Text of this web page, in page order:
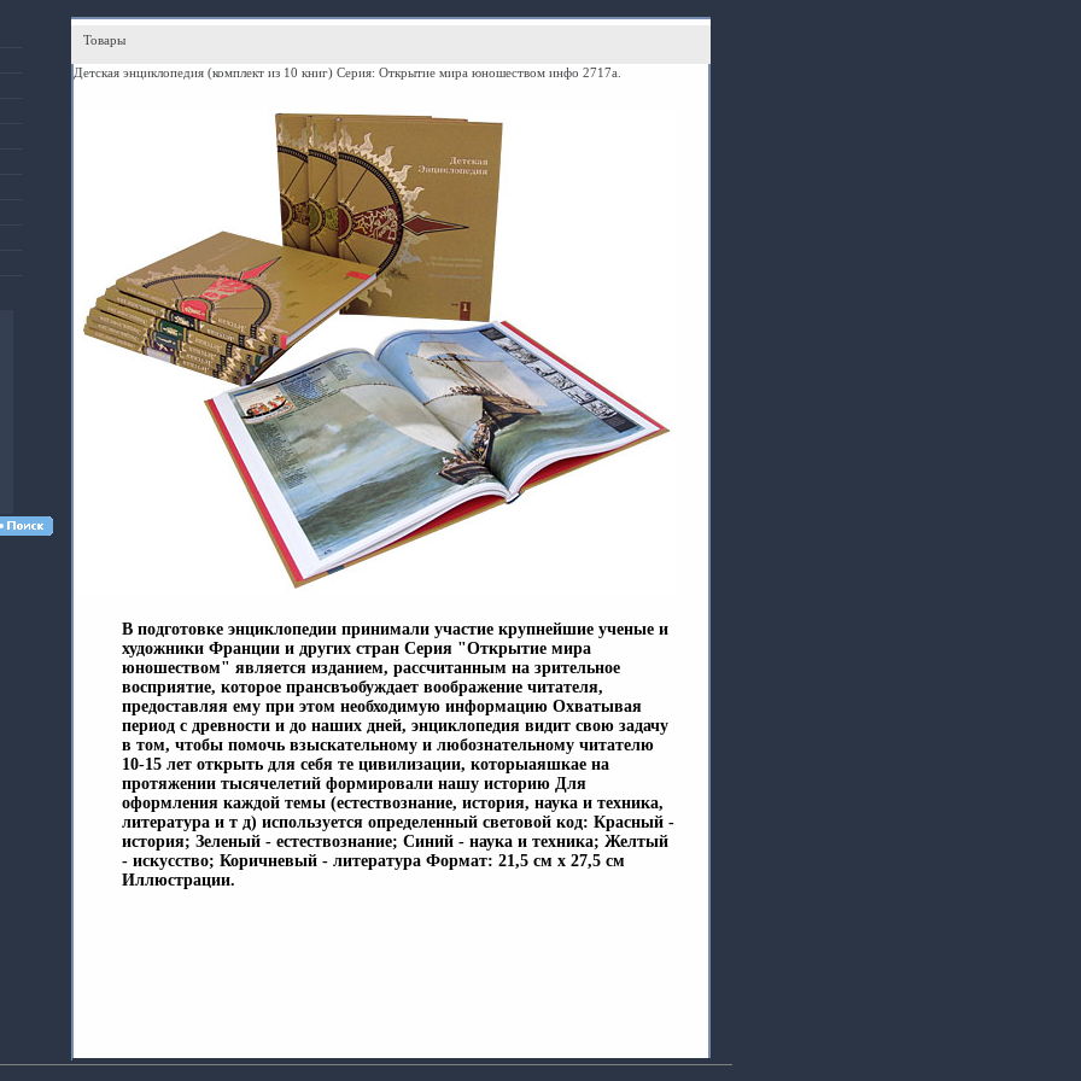
Товары
Детская энциклопедия (комплект из 10 книг) Серия: Открытие мира юношеством инфо 2717a.
В подготовке энциклопедии принимали участие крупнейшие ученые и
художники Франции и других стран Серия "Открытие мира
юношеством" является изданием, рассчитанным на зрительное
восприятие, которое прансвъобуждает воображение читателя,
предоставляя ему при этом необходимую информацию Охватывая
период с древности и до наших дней, энциклопедия видит свою задачу
в том, чтобы помочь взыскательному и любознательному читателю
10-15 лет открыть для себя те цивилизации, которыаяшкае на
протяжении тысячелетий формировали нашу историю Для
оформления каждой темы (естествознание, история, наука и техника,
литература и т д) используется определенный световой код: Красный -
история; Зеленый - естествознание; Синий - наука и техника; Желтый
- искусство; Коричневый - литература Формат: 21,5 см x 27,5 см
Иллюстрации.